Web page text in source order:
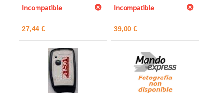
Incompatible
27,44 €
Incompatible
39,00 €